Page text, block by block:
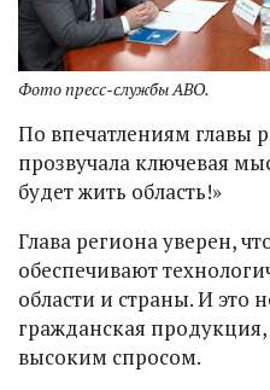
Фото пресс-службы АВО.
По впечатлениям главы
прозвучала ключевая
будет жить область!»
Глава региона уверен,
обеспечивают
области и страны. И это
гражданская продукция,
высоким спросом.